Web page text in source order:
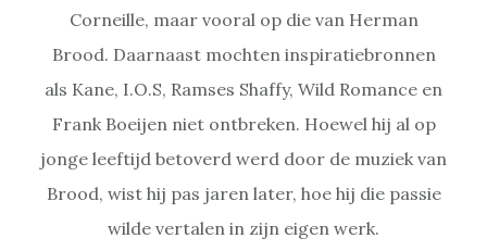
Corneille, maar vooral op die van Herman
Brood. Daarnaast mochten inspiratiebronnen
als Kane, I.O.S, Ramses Shaffy, Wild Romance en
Frank Boeijen niet ontbreken. Hoewel hij al op
jonge leeftijd betoverd werd door de muziek van
Brood, wist hij pas jaren later, hoe hij die passie
wilde vertalen in zijn eigen werk.